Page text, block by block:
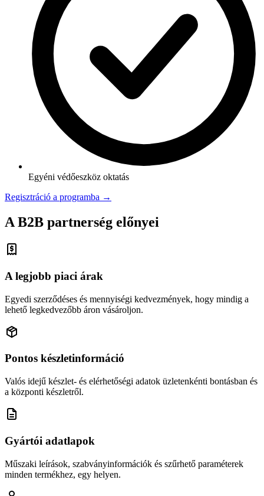
Egyéni védőeszköz oktatás
Regisztráció a programba →
A B2B partnerség előnyei
A legjobb piaci árak
Egyedi szerződéses és mennyiségi kedvezmények, hogy mindig a
lehető legkedvezőbb áron vásároljon.
Pontos készletinformáció
Valós idejű készlet- és elérhetőségi adatok üzletenkénti bontásban és
a központi készletről.
Gyártói adatlapok
Műszaki leírások, szabványinformációk és szűrhető paraméterek
minden termékhez, egy helyen.